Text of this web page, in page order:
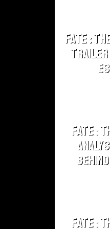
Fate :
Trailer
Fate :
Fate :